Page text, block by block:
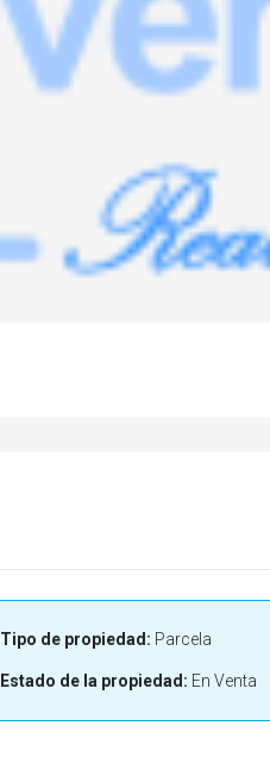
Tipo de propiedad: Parcela
Estado de la propiedad: En Venta